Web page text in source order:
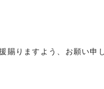
りますよう、お願い申